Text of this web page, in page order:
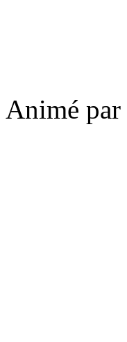
Animé par